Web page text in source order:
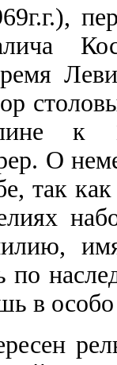
к
О
так
по
в